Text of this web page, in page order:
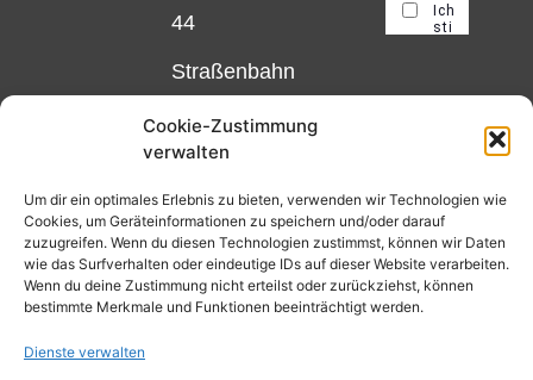
Cookie-Zustimmung
verwalten
Um dir ein optimales Erlebnis zu bieten, verwenden wir Technologien wie
Cookies, um Geräteinformationen zu speichern und/oder darauf
zuzugreifen. Wenn du diesen Technologien zustimmst, können wir Daten
wie das Surfverhalten oder eindeutige IDs auf dieser Website verarbeiten.
Wenn du deine Zustimmung nicht erteilst oder zurückziehst, können
bestimmte Merkmale und Funktionen beeinträchtigt werden.
Dienste verwalten
44
Straßenbahn
und 12,
Matthias-
Beltz-
Platz
oder